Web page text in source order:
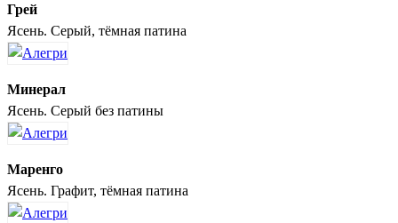
Грей
Ясень. Серый, тёмная патина
Минерал
Ясень. Серый без патины
Маренго
Ясень. Графит, тёмная патина